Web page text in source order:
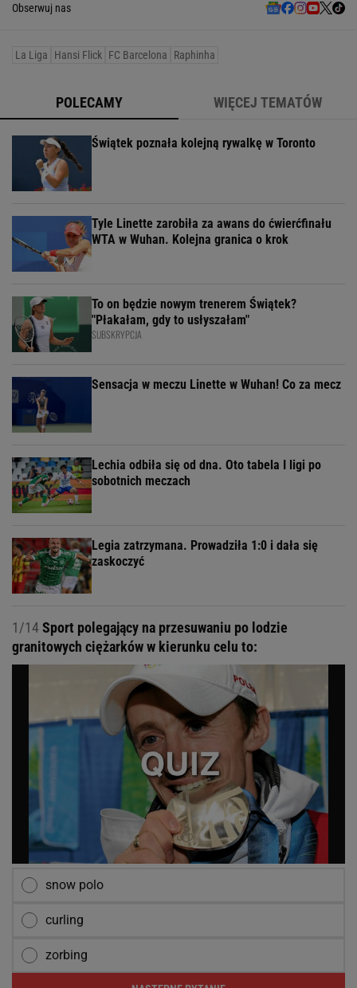
Obserwuj nas
La Liga Hansi Flick FC Barcelona Raphinha
POLECAMY WIĘCEJ TEMATÓW
Świątek poznała kolejną rywalkę w Toronto
Tyle Linette zarobiła za awans do ćwierćfinału
WTA w Wuhan. Kolejna granica o krok
To on będzie nowym trenerem Świątek?
"Płakałam, gdy to usłyszałam"
SUBSKRYPCJA
Sensacja w meczu Linette w Wuhan! Co za mecz
Lechia odbiła się od dna. Oto tabela I ligi po
sobotnich meczach
Legia zatrzymana. Prowadziła 1:0 i dała się
zaskoczyć
1/14Sport polegający na przesuwaniu po lodzie
granitowych ciężarków w kierunku celu to:
snow polo
curling
zorbing